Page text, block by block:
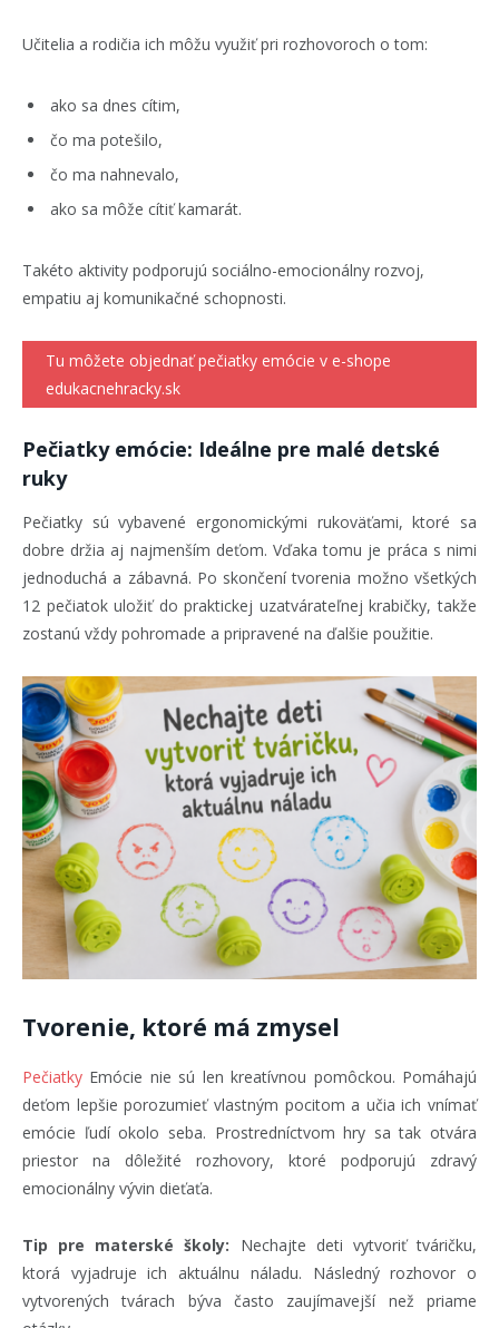
Učitelia a rodičia ich môžu využiť pri rozhovoroch o tom:
ako sa dnes cítim,
čo ma potešilo,
čo ma nahnevalo,
ako sa môže cítiť kamarát.
Takéto aktivity podporujú sociálno-emocionálny rozvoj,
empatiu aj komunikačné schopnosti.
Tu môžete objednať pečiatky emócie v e-shope
edukacnehracky.sk
Pečiatky emócie: Ideálne pre malé detské
ruky
Pečiatky sú vybavené ergonomickými rukoväťami, ktoré sa
dobre držia aj najmenším deťom. Vďaka tomu je práca s nimi
jednoduchá a zábavná. Po skončení tvorenia možno všetkých
12 pečiatok uložiť do praktickej uzatvárateľnej krabičky, takže
zostanú vždy pohromade a pripravené na ďalšie použitie.
Tvorenie, ktoré má zmysel
Pečiatky Emócie nie sú len kreatívnou pomôckou. Pomáhajú
deťom lepšie porozumieť vlastným pocitom a učia ich vnímať
emócie ľudí okolo seba. Prostredníctvom hry sa tak otvára
priestor na dôležité rozhovory, ktoré podporujú zdravý
emocionálny vývin dieťaťa.
Tip pre materské školy: Nechajte deti vytvoriť tváričku,
ktorá vyjadruje ich aktuálnu náladu. Následný rozhovor o
vytvorených tvárach býva často zaujímavejší než priame